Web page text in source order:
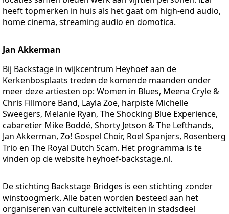
heeft topmerken in huis als het gaat om high-end audio,
home cinema, streaming audio en domotica.
Jan Akkerman
Bij Backstage in wijkcentrum Heyhoef aan de
Kerkenbosplaats treden de komende maanden onder
meer deze artiesten op: Women in Blues, Meena Cryle &
Chris Fillmore Band, Layla Zoe, harpiste Michelle
Sweegers, Melanie Ryan, The Shocking Blue Experience,
cabaretier Mike Boddé, Shorty Jetson & The Lefthands,
Jan Akkerman, Zo! Gospel Choir, Roel Spanjers, Rosenberg
Trio en The Royal Dutch Scam. Het programma is te
vinden op de website heyhoef-backstage.nl.
De stichting Backstage Bridges is een stichting zonder
winstoogmerk. Alle baten worden besteed aan het
organiseren van culturele activiteiten in stadsdeel